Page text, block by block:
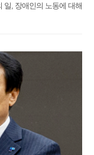
일, 장애인의 노동에 대해